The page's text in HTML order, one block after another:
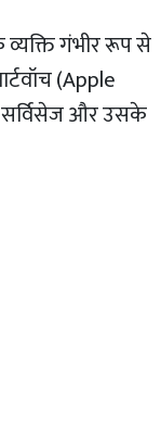
व्यक्ति गंभीर रूप से
(Apple
और उसके